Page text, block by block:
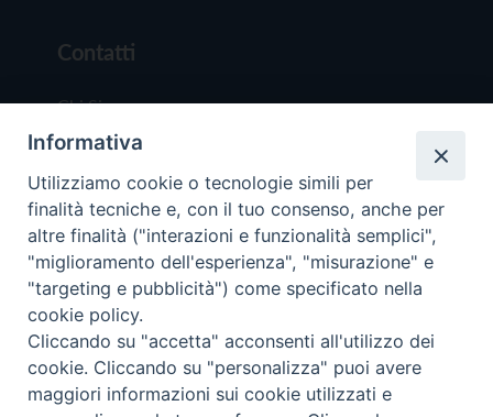
Contatti
Chi Siamo
Redazione
Scrivici
Copyright © 2019 - Tutti i diritti riservati - Vita
Trentina Editrice
Privacy Policy
Informativa
Utilizziamo cookie o tecnologie simili per
finalità tecniche e, con il tuo consenso, anche per
altre finalità ("interazioni e funzionalità semplici",
"miglioramento dell'esperienza", "misurazione" e
"targeting e pubblicità") come specificato nella
cookie policy.
Cliccando su "accetta" acconsenti all'utilizzo dei
cookie. Cliccando su "personalizza" puoi avere
maggiori informazioni sui cookie utilizzati e